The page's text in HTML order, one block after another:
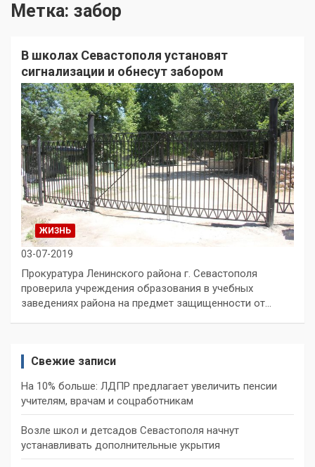
Метка: забор
В школах Севастополя установят
сигнализации и обнесут забором
ЖИЗНЬ
03-07-2019
Прокуратура Ленинского района г. Севастополя
проверила учреждения образования в учебных
заведениях района на предмет защищенности от…
Свежие записи
На 10% больше: ЛДПР предлагает увеличить пенсии
учителям, врачам и соцработникам
Возле школ и детсадов Севастополя начнут
устанавливать дополнительные укрытия